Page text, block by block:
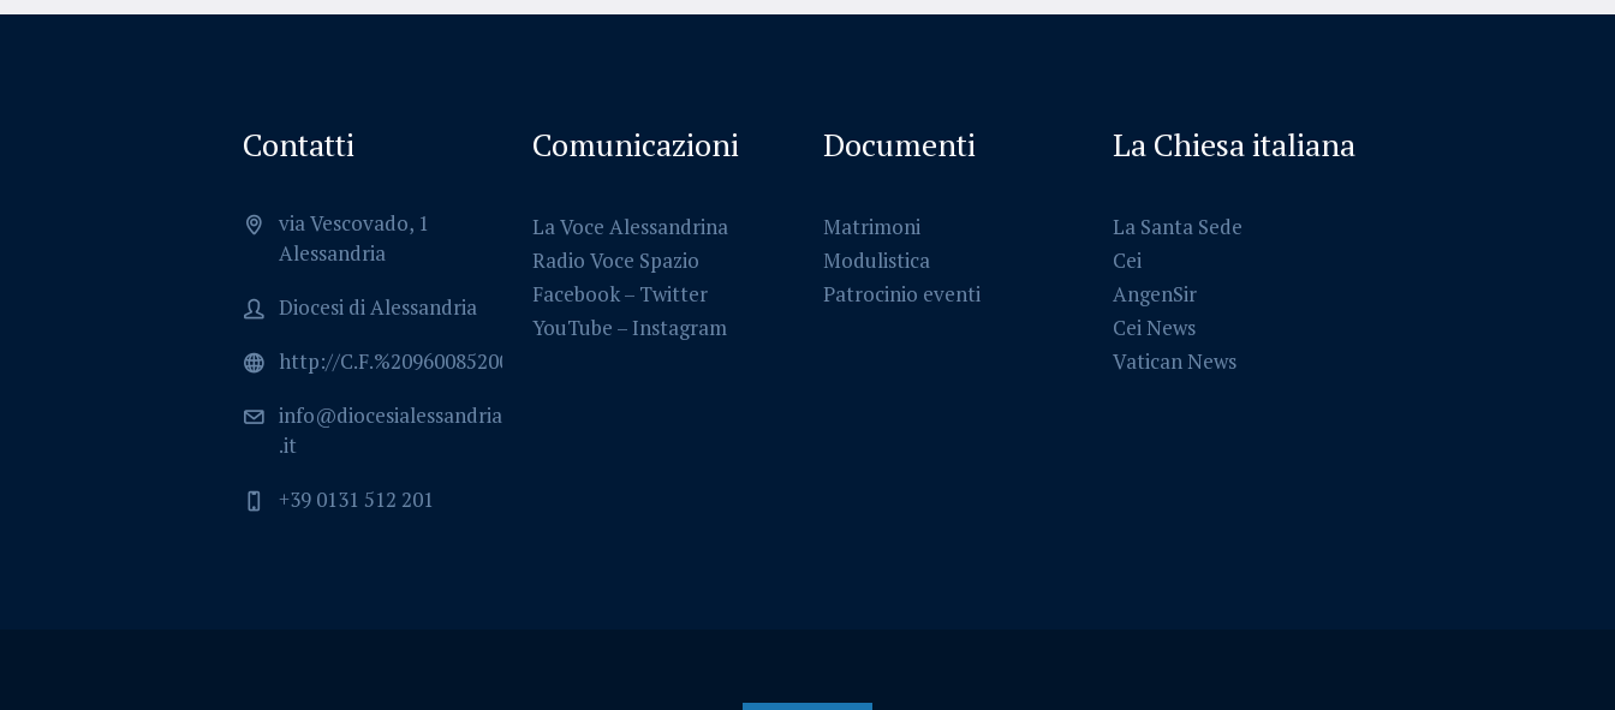
Contatti
via Vescovado, 1
Alessandria
Diocesi di Alessandria
http://C.F.%2096008520064
info@diocesialessandria
.it
+39 0131 512 201
Comunicazioni
La Voce Alessandrina
Radio Voce Spazio
Facebook– Twitter
YouTube – Instagram
Documenti
Matrimoni
Modulistica
Patrocinio eventi
La Chiesa italiana
La Santa Sede
Cei
AngenSir
Cei News
Vatican News